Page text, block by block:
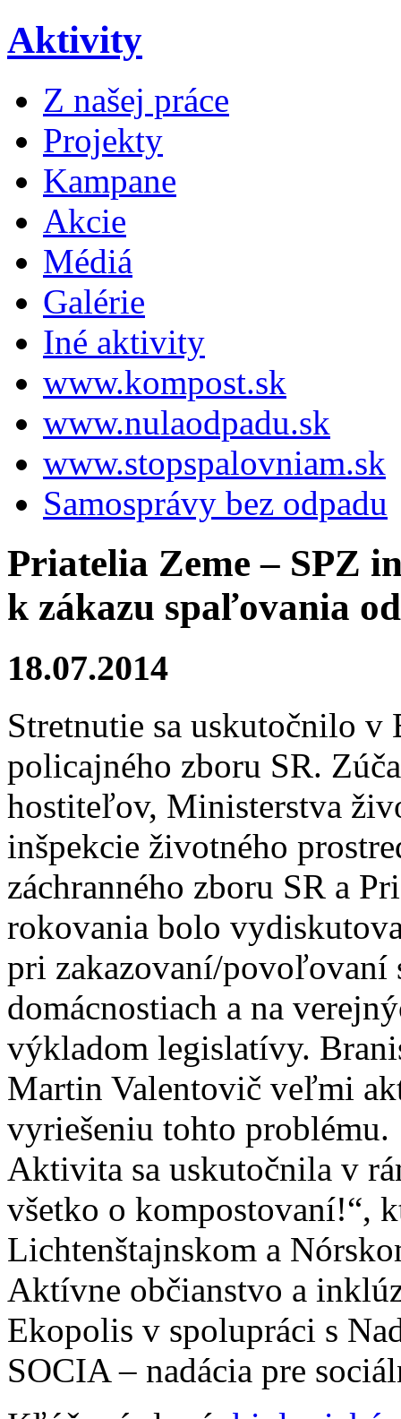
Aktivity
Z našej práce
Projekty
Kampane
Akcie
Médiá
Galérie
Iné aktivity
www.kompost.sk
www.nulaodpadu.sk
www.stopspalovniam.sk
Samosprávy bez odpadu
Priatelia Zeme – SPZ
k zákazu spaľovania
18.07.2014
Stretnutie sa uskutočnilo v
policajného zboru SR.
hostiteľov, Ministerstva
inšpekcie životného
záchranného zboru SR a
rokovania bolo
pri zakazovaní/povoľovaní
domácnostiach a na
výkladom legislatívy.
Martin Valentovič veľmi
vyriešeniu tohto problému.
Aktivita sa uskutočnila v
všetko o kompostovaní!“,
Lichtenštajnskom a
Aktívne občianstvo a
Ekopolis v spolupráci s
SOCIA – nadácia pre